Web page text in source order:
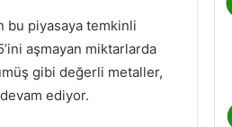
bu piyasaya temkinli
aşmayan miktarlarda
gibi değerli metaller,
ediyor.